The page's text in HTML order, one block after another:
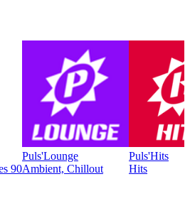
90
Puls'Lounge
Ambient, Chillout
Puls'Hits
Hits